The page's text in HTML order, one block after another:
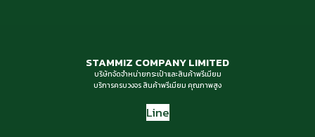
STAMMIZ COMPANY LIMITED
บริษัทจัดจำหน่ายกระเป๋าและสินค้าพรีเมียม
บริการครบวงจร สินค้าพรีเมียม คุณภาพสูง
Line